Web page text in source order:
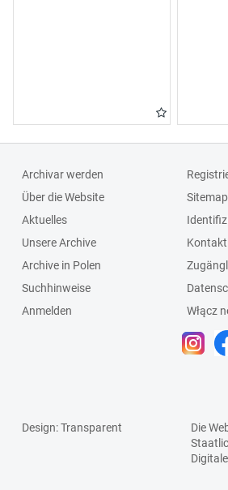
Archivar werden
Über die Website
Aktuelles
Unsere Archive
Archive in Polen
Suchhinweise
Anmelden
Sitemap
Kontakt
Włącz
Design: Transparent
Die